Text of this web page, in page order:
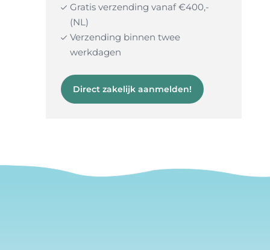
Gratis verzending vanaf €400,-
(NL)
Verzending binnen twee
werkdagen
Direct zakelijk aanmelden!